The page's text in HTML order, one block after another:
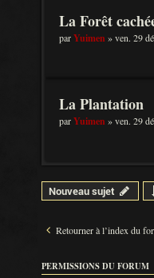
La Forêt
parYuimen» ven. 29
La Plantation
parYuimen» ven. 29
Nouveau sujet
Retourner à l’index du
PERMISSIONS DU FORUM